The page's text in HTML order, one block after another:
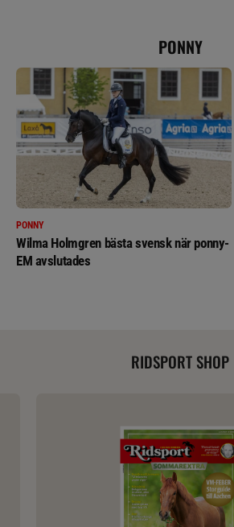
PONNY
PONNY
Wilma Holmgren bästa svensk när ponny-
EM avslutades
RIDSPORT SHOP